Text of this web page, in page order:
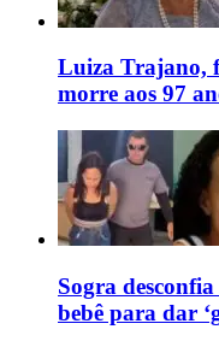
Luiza Trajano,
morre aos 97
Sogra
bebê para dar